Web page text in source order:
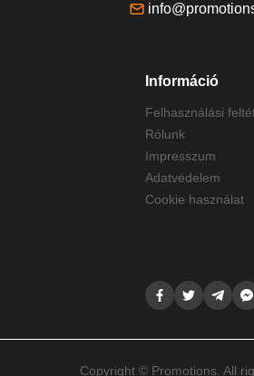
Információ
Felhasználási
Rólunk
Impresszum
Adatvédelem
Cookie használat
Copyright © Promotions. All